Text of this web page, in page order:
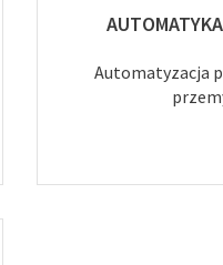
Automatyzacja